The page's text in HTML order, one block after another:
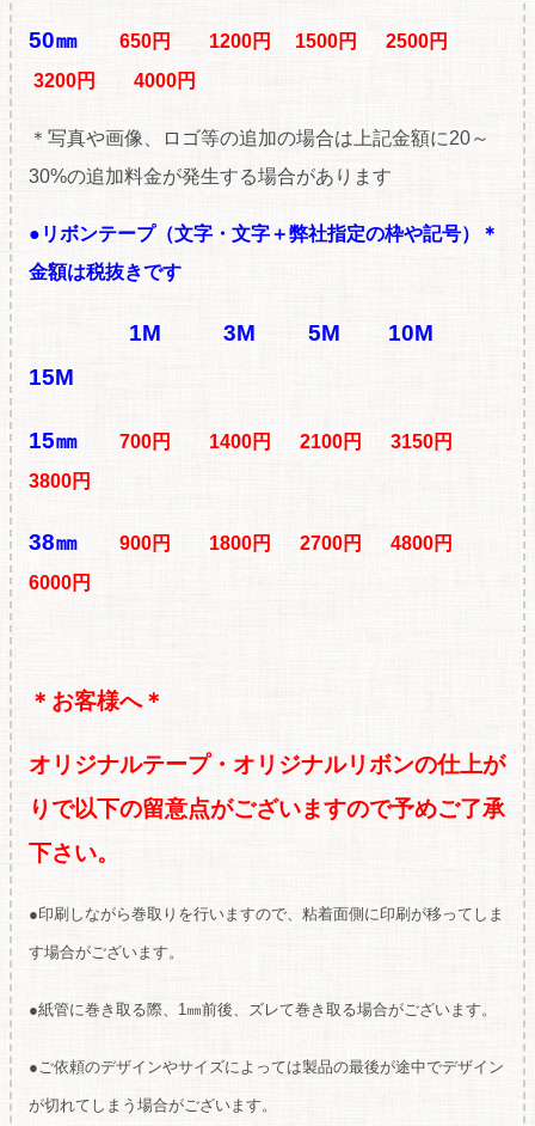
50㎜
650円 1200円 1500円 2500円
3200円 4000円
＊写真や画像、ロゴ等の追加の場合は上記金額に20～
30%の追加料金が発生する場合があります
●リボンテープ（文字・文字＋弊社指定の枠や記号）
＊
金額は税抜きです
1M 3M 5M
10M
15M
15㎜
700円 1400円 2100円 3150円
3800円
38㎜
900円 1800円 2700円 4800円
6000円
＊お客様へ＊
オリジナルテープ・オリジナルリボンの仕上が
りで以下の留意点がございますので予めご了承
下さい。
●印刷しながら巻取りを行いますので、粘着面側に印刷が移ってしま
す場合がございます。
●紙管に巻き取る際、1㎜前後、ズレて巻き取る場合がございます。
●ご依頼のデザインやサイズによっては製品の最後が途中でデザイン
が切れてしまう場合がございます。